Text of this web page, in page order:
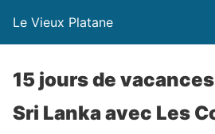
Le Vieux Platane
15 jours de
Sri Lanka avec Les